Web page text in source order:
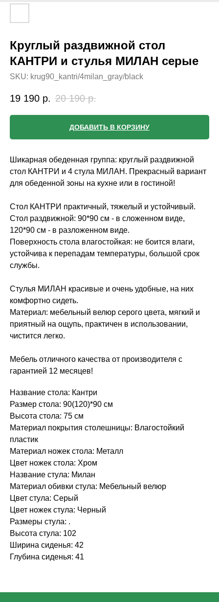
Круглый раздвижной стол
КАНТРИ и стулья МИЛАН серые
SKU: krug90_kantri/4milan_gray/black
19 190 р. 20 190 р.
ДОБАВИТЬ В КОРЗИНУ
Шикарная обеденная группа: круглый раздвижной
стол КАНТРИ и 4 стула МИЛАН. Прекрасный вариант
для обеденной зоны на кухне или в гостиной!
Стол КАНТРИ практичный, тяжелый и устойчивый.
Стол раздвижной: 90*90 см - в сложенном виде,
120*90 см - в разложенном виде.
Поверхность стола влагостойкая: не боится влаги,
устойчива к перепадам температуры, большой срок
службы.
Стулья МИЛАН красивые и очень удобные, на них
комфортно сидеть.
Материал: мебельный велюр серого цвета, мягкий и
приятный на ощупь, практичен в использовании,
чистится легко.
Мебель отличного качества от производителя с
гарантией 12 месяцев!
Название стола: Кантри
Размер стола: 90(120)*90 см
Высота стола: 75 см
Материал покрытия столешницы: Влагостойкий
пластик
Материал ножек стола: Металл
Цвет ножек стола: Хром
Название стула: Милан
Материал обивки стула: Мебельный велюр
Цвет стула: Серый
Цвет ножек стула: Черный
Размеры стула: .
Высота стула: 102
Ширина сиденья: 42
Глубина сиденья: 41